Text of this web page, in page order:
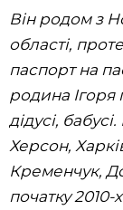
Він родом з
області,
паспорт на
родина Ігоря
дідусі,
Херсон,
Кременчук,
початку 2010-